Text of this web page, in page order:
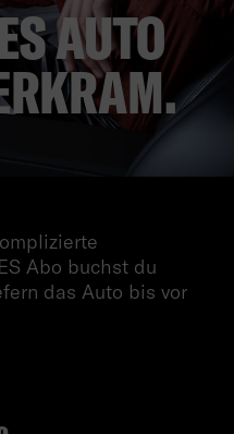
AUTO
Abo buchst du
das Auto bis vor